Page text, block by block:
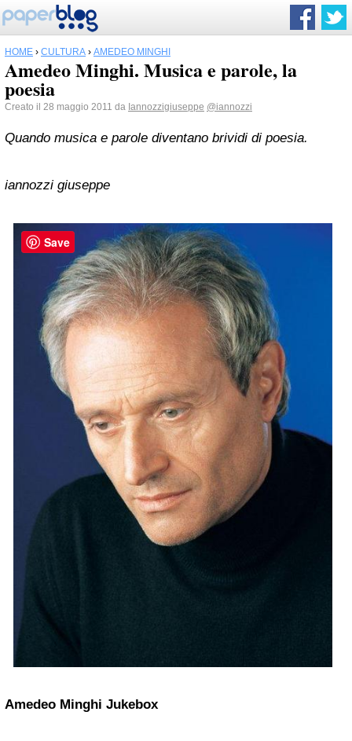
HOME › CULTURA › AMEDEO MINGHI
Amedeo Minghi. Musica e parole, la
poesia
Creato il 28 maggio 2011 da Iannozzigiuseppe @iannozzi
Quando musica e parole diventano brividi di poesia.
iannozzi giuseppe
Amedeo Minghi Jukebox
Save